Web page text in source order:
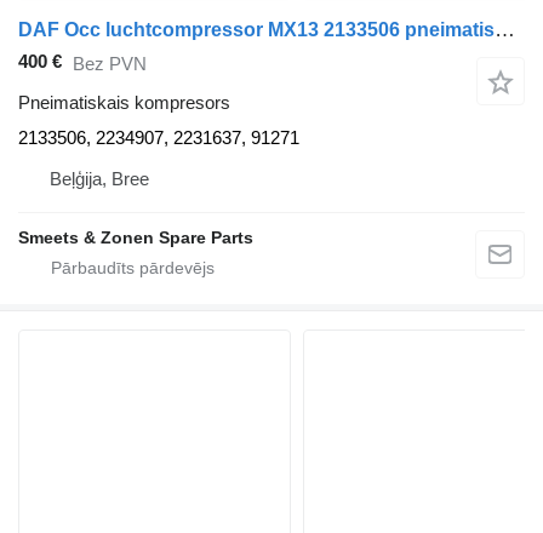
DAF Occ luchtcompressor MX13 2133506 pneimatiskais kompresors paredzēts kravas automašīnas
400 € Bez PVN
Pneimatiskais kompresors
2133506, 2234907, 2231637, 91271
Beļģija, Bree
Smeets & Zonen Spare Parts